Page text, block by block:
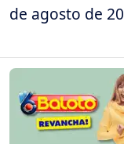
de agosto de